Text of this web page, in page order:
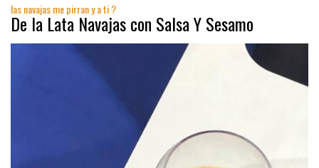
las navajas me pirran y a ti ?
De la Lata Navajas con Salsa Y Sesamo